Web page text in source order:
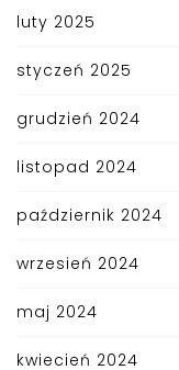
luty 2025
styczeń 2025
grudzień 2024
listopad 2024
październik 2024
wrzesień 2024
maj 2024
kwiecień 2024